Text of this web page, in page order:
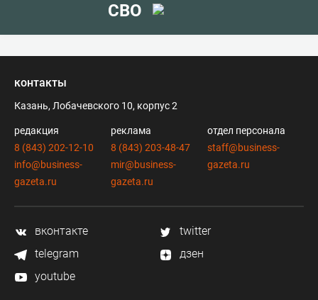
СВО
контакты
Казань, Лобачевского 10, корпус 2
редакция
8 (843) 202-12-10
info@business-
gazeta.ru
реклама
8 (843) 203-48-47
mir@business-
gazeta.ru
отдел персонала
staff@business-
gazeta.ru
вконтакте
twitter
telegram
дзен
youtube